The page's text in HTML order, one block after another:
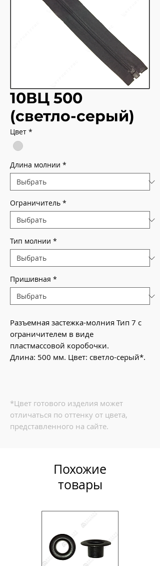
10ВЦ 500
(светло-серый)
Цвет *
Длина молнии *
Ограничитель *
Тип молнии *
Пришивная *
Разъемная застежка-молния Тип 7 с
ограничителем в виде
пластмассовой коробочки.
Длина: 500 мм. Цвет: светло-серый*.
*Цвет готового изделия может
отличаться по оттенку от цвета,
представленного на сайте.
Похожие
товары